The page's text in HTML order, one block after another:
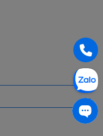
chính hãng là 2 năm và
Samsung
Cooling
bằng than hoạt tính
Inverter
tiếp sản phẩm từ các nhãn
Samsung, LG, Hitachi,